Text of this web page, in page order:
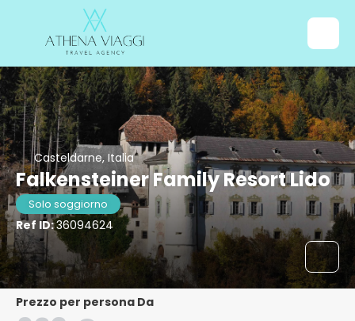
Casteldarne, Italia
Falkensteiner Family Resort Lido
Solo soggiorno
Ref ID:36094624
Prezzo per persona Da